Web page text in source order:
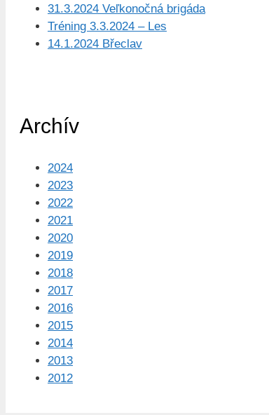
31.3.2024 Veľkonočná brigáda
Tréning 3.3.2024 – Les
14.1.2024 Břeclav
Archív
2024
2023
2022
2021
2020
2019
2018
2017
2016
2015
2014
2013
2012